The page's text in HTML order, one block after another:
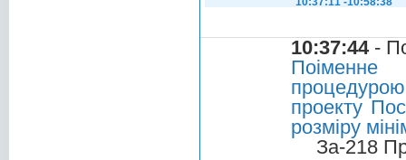
10:37:44-
Поіменне
проекту
розміру
За-218